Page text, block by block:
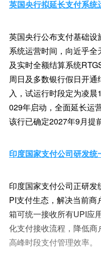
英国央行拟延长支付系统
英国央行公布支付基础
系统运营时间，向近乎
及实时全额结算系统
周日及多数银行假日开
入，试运行时段定为凌
029年启动，全面延长运
该行已确定2027年9月提
印度国家支付公司研发统
印度国家支付公司正研
PI支付生态，解决当前
箱可统一接收所有UPI应
化支付接收流程，降低
高峰时段支付管理效率。